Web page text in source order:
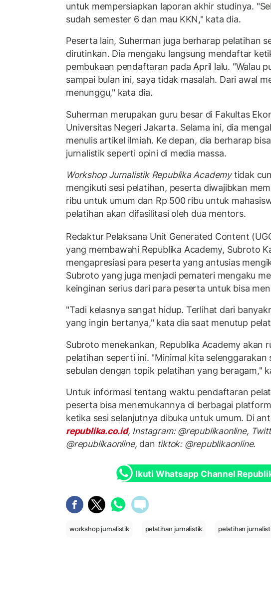
untuk mempersiapkan laporan akhir studinya.
sudah semester 6 dan mau KKN," kata dia.
Peserta lain, Suherman juga berharap pelatihan
dirutinkan. Dia mengaku langsung mendaftar
pembukaan pendaftaran pada April lalu. "Walau
sampai bulan ini, saya tidak masalah. Dari awal
menunggu," kata dia.
Suherman merupakan guru besar di Fakultas
Universitas Negeri Jakarta. Selama ini, dia
menulis artikel ilmiah. Ke depan, dia berharap
jurnalistik seperti opini di media massa.
Workshop Jurnalistik Republika Academytidak
mengikuti sesi pelatihan, peserta diwajibkan
ribu untuk umum dan Rp 500 ribu untuk
pelatihan akan difasilitasi oleh dua mentors.
Redaktur Pelaksana Unit Generated Content
yang membawahi Republika Academy, Subroto
mengapresiasi para peserta yang antusias
Subroto yang juga menjadi pemateri mengaku
keinginan serius dari para peserta untuk bisa
"Tadi kelasnya sangat hidup. Terlihat dari
yang ingin bertanya," kata dia saat menutup
Subroto menekankan, Republika Academy akan
pelatihan seperti ini. "Minimal kita selenggarakan
sebulan dengan topik pelatihan yang beragam,"
Untuk informasi tentang waktu pendaftaran
peserta bisa menemukannya di berbagai
ketika sesi selanjutnya dibuka untuk umum. Di
republika.co.id, Instagram: @republikaonline,
@republikaonline, dan tiktok: @republikaonline.
Ikuti Whatsapp Channel
workshop jurnalistik pelatihan jurnalistik pelatihan